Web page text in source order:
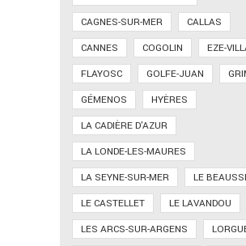
CAGNES-SUR-MER
CALLAS
CANNES
COGOLIN
EZE-
FLAYOSC
GOLFE-JUAN
GÉMENOS
HYÈRES
LA CADIÈRE D'AZUR
LA LONDE-LES-MAURES
LA SEYNE-SUR-MER
LE
LE CASTELLET
LE LAVANDOU
LES ARCS-SUR-ARGENS